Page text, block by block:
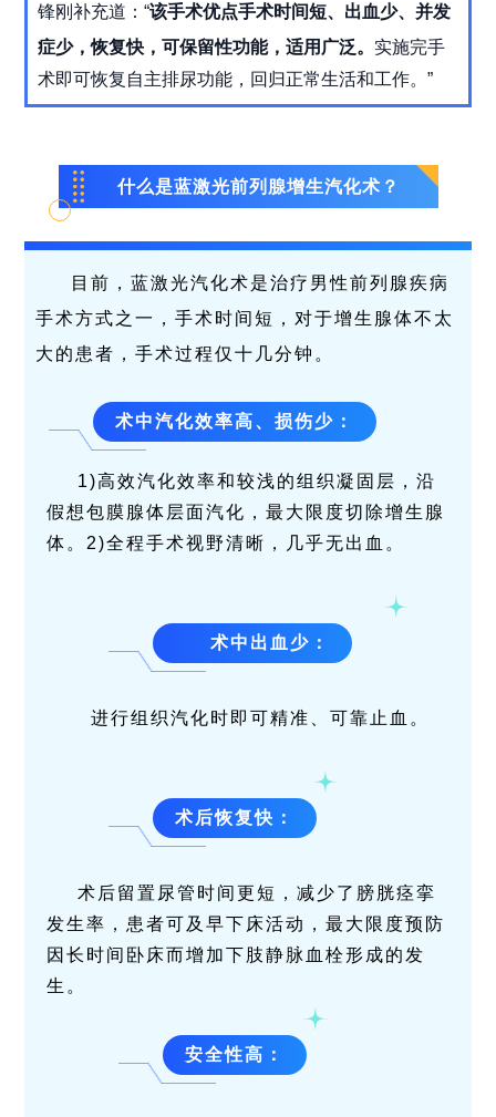
锋刚补充道：“该手术优点手术时间短、 出血少、并发
症少，恢复快，可保留性功能，适用广泛。 实施完手
术即可恢复自主排尿功能，回归正常生活和工作。”
什么是蓝激光前列腺增生汽化术？
目前，蓝激光汽化术是治疗男性前列腺疾病
手术方式之一，手术时间短，对于增生腺体不太
大的患者，手术过程仅十几分钟。
术中汽化效率高、损伤少：
1)高效汽化效率和较浅的组织凝固层，沿
假想包膜腺体层面汽化，最大限度切除增生腺
体。2)全程手术视野清晰，几乎无出血。
术中出血少 ：
进行组织汽化时即可精准、可靠止血。
术后恢复快 ：
术后留置尿管时间更短，减少了膀胱痉挛
发生率， 患者可及早下床活动，最大限度预防
因长时间卧床而增加下肢静脉血栓形成的发
生。
安全性高 ：